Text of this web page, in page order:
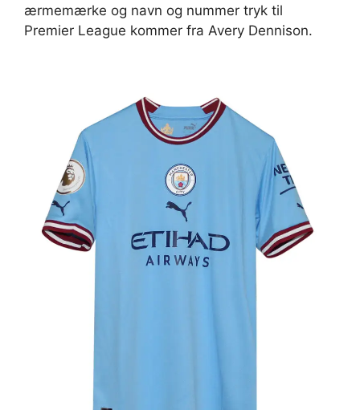
ærmemærke og navn og nummer tryk til
Premier League kommer fra Avery Dennison.